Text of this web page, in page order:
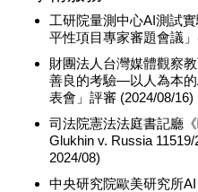
工研院量測中心AI測試
平性項目專家審題會議
財團法人台灣媒體觀察
善良的考驗—以人為本
表會」評審 (2024/08/16)
司法院憲法法庭書記廳
Glukhin v. Russia
2024/08)
中央研究院歐美研究所